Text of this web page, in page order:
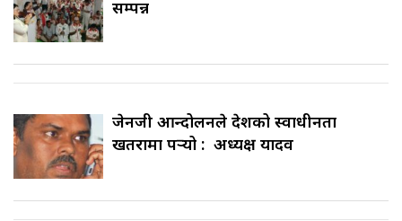
सम्पन्न
जेनजी आन्दोलनले देशको स्वाधीनता
खतरामा पर्‍यो : अध्यक्ष यादव